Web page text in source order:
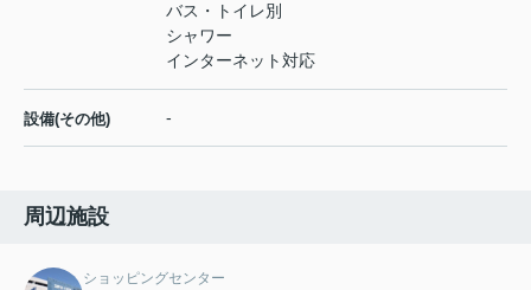
バス・トイレ別
シャワー
インターネット対応
設備(その他) -
周辺施設
ショッピングセンター